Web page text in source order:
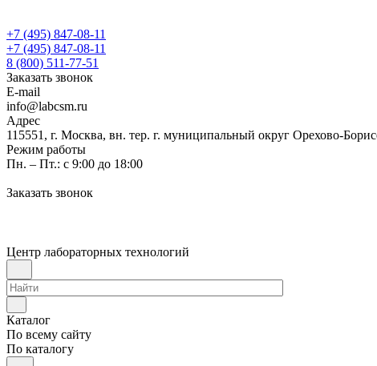
+7 (495) 847-08-11
+7 (495) 847-08-11
8 (800) 511-77-51
Заказать звонок
E-mail
info@labcsm.ru
Адрес
115551, г. Москва, вн. тер. г. муниципальный округ Орехово-
Режим работы
Пн. – Пт.: с 9:00 до 18:00
Заказать звонок
Центр лабораторных технологий
Каталог
По всему сайту
По каталогу